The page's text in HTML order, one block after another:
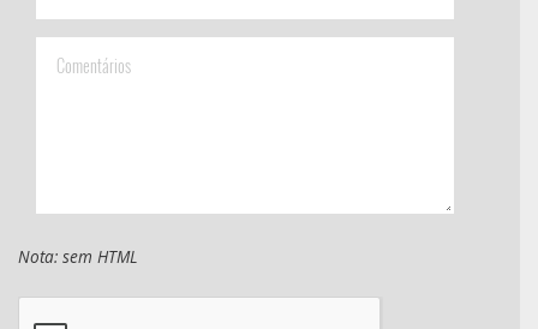
Nota: sem HTML